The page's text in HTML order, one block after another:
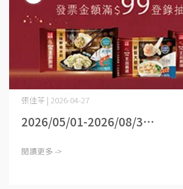
張佳苓 | 2026-04-27
2026/05/01-2026/08/3⋯
閱讀更多 ->